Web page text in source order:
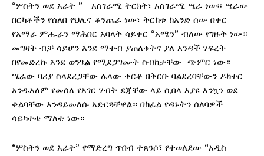
“ሦስትን ወደ አራት ” አስገራሚ ትርክት፣ አስገራሚ ሤራ ነው፡፡ ሤራው
በርካቶችን የሰለበ የህሊና ቆንጨራ ነው፣ ትርክቱ ከአንድ ሰው በቀር
የአማራ ምሑራን ማሕበር አባላት ሳይቀር “አሜን” ብለው የገዙት ነው።
መግዛት ብቻ ሳይሆን እንደ ማተብ ያጠለቁትና ያለ አንዳች ሃፍረት
በየመድረኩ እንደ ወንጌል የሚደጋግሙት ስብከታቸው ጭምር ነው።
ሤራው ባሪያ ስላደረጋቸው ሌላው ቀርቶ በቅርቡ ባልደረባቸውን ዶክተር
አንዱአለም የመሰለ የአገር ሃብት ደጃቸው ላይ ሲበላ እያዩ እንኳን ወደ
ቀልባቸው እንዳይመለሱ አድርጓቸዋል። በከፊል የዳኑትን ሰለባዎች
ሳይካተቱ ማለቴ ነው።
“ሦስትን ወደ አራት” የማድረግ ጥበብ ተጸንሶ፣ የተወለደው “አዲስ